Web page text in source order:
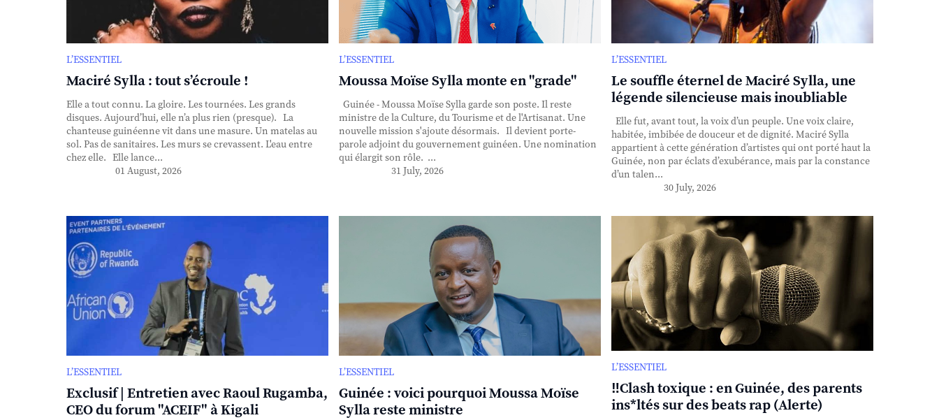
L’ESSENTIEL
Maciré Sylla : tout s’écroule !
Elle a tout connu. La gloire. Les tournées. Les grands
disques. Aujourd’hui, elle n’a plus rien (presque). La
chanteuse guinéenne vit dans une masure. Un matelas au
sol. Pas de sanitaires. Les murs se crevassent. L'eau entre
chez elle. Elle lance...
01 August, 2026
L’ESSENTIEL
Moussa Moïse Sylla monte en "grade"
Guinée - Moussa Moïse Sylla garde son poste. Il reste
ministre de la Culture, du Tourisme et de l'Artisanat. Une
nouvelle mission s'ajoute désormais. Il devient porte-
parole adjoint du gouvernement guinéen. Une nomination
qui élargit son rôle. ...
31 July, 2026
L’ESSENTIEL
Le souffle éternel de Maciré Sylla, une
légende silencieuse mais inoubliable
Elle fut, avant tout, la voix d’un peuple. Une voix claire,
habitée, imbibée de douceur et de dignité. Maciré Sylla
appartient à cette génération d’artistes qui ont porté haut la
Guinée, non par éclats d’exubérance, mais par la constance
d’un talen...
30 July, 2026
L’ESSENTIEL
Exclusif | Entretien avec Raoul Rugamba,
CEO du forum "ACEIF" à Kigali
L’ESSENTIEL
Guinée : voici pourquoi Moussa Moïse
Sylla reste ministre
L’ESSENTIEL
‼️Clash toxique : en Guinée, des parents
ins*ltés sur des beats rap (Alerte)